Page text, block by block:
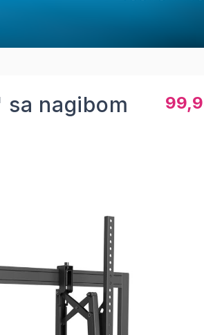
sa nagibom